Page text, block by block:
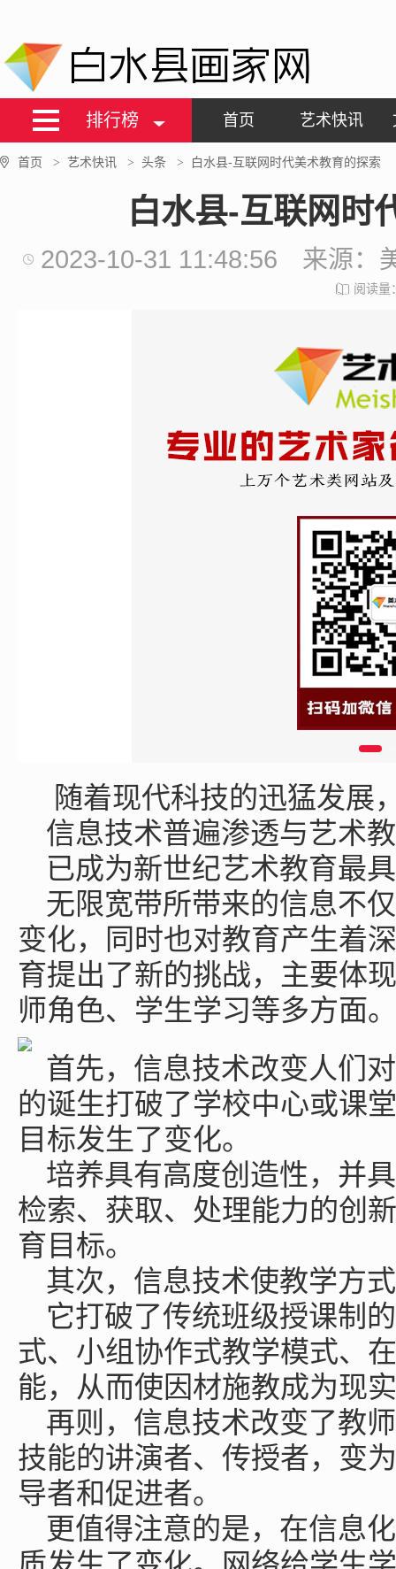
白水县画家网
排行榜 首页 艺术快讯
首页 > 艺术快讯 > 头条 > 白水县-互联网时代美术教育的探索
白水县-互联网时
2023-10-31 11:48:56 来源：
阅读量
随着现代科技的迅猛发展
信息技术普遍渗透与艺术
已成为新世纪艺术教育最
无限宽带所带来的信息不
变化，同时也对教育产生着
育提出了新的挑战，主要体
师角色、学生学习等多方面。
首先，信息技术改变人们
的诞生打破了学校中心或课
目标发生了变化。
培养具有高度创造性，并
检索、获取、处理能力的创
育目标。
其次，信息技术使教学方
它打破了传统班级授课制
式、小组协作式教学模式、
能，从而使因材施教成为现
再则，信息技术改变了教
技能的讲演者、传授者，变
导者和促进者。
更值得注意的是，在信息